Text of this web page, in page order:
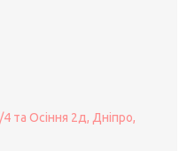
та Осіння 2д, Дніпро,